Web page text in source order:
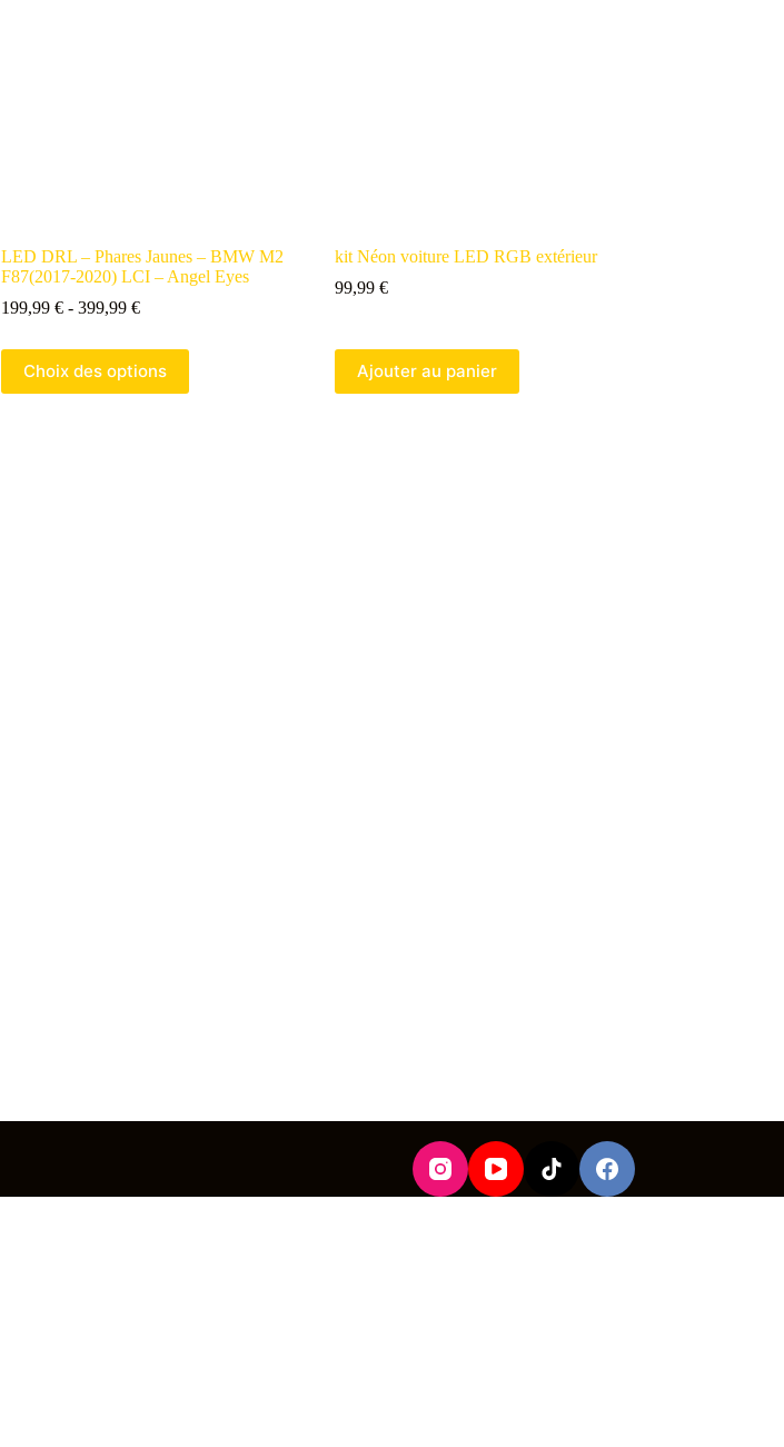
LED DRL – Phares Jaunes – BMW M2
F87(2017-2020) LCI – Angel Eyes
199,99 € - 399,99 €
Choix des options
kit Néon voiture LED RGB extérieur
99,99 €
Ajouter au panier